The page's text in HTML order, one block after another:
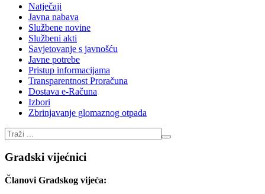
Natječaji
Javna nabava
Službene novine
Službeni akti
Savjetovanje s javnošću
Javne potrebe
Pristup informacijama
Transparentnost Proračuna
Dostava e-Računa
Izbori
Zbrinjavanje glomaznog otpada
Gradski vijećnici
Članovi Gradskog vijeća: